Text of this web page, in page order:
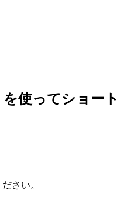
使ってショー
さい。